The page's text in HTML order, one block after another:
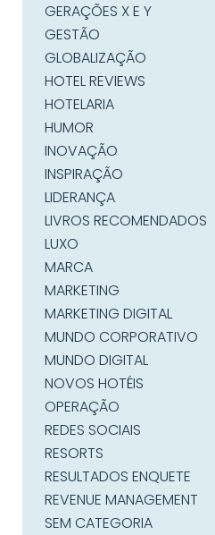
GERAÇÕES X E Y
GESTÃO
GLOBALIZAÇÃO
HOTEL REVIEWS
HOTELARIA
HUMOR
INOVAÇÃO
INSPIRAÇÃO
LIDERANÇA
LIVROS RECOMENDADOS
LUXO
MARCA
MARKETING
MARKETING DIGITAL
MUNDO CORPORATIVO
MUNDO DIGITAL
NOVOS HOTÉIS
OPERAÇÃO
REDES SOCIAIS
RESORTS
RESULTADOS ENQUETE
REVENUE MANAGEMENT
SEM CATEGORIA